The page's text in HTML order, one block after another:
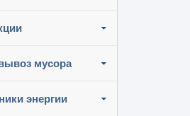
мусора
энергии